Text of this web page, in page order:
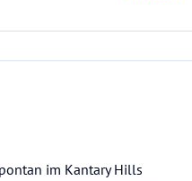
im Kantary Hills